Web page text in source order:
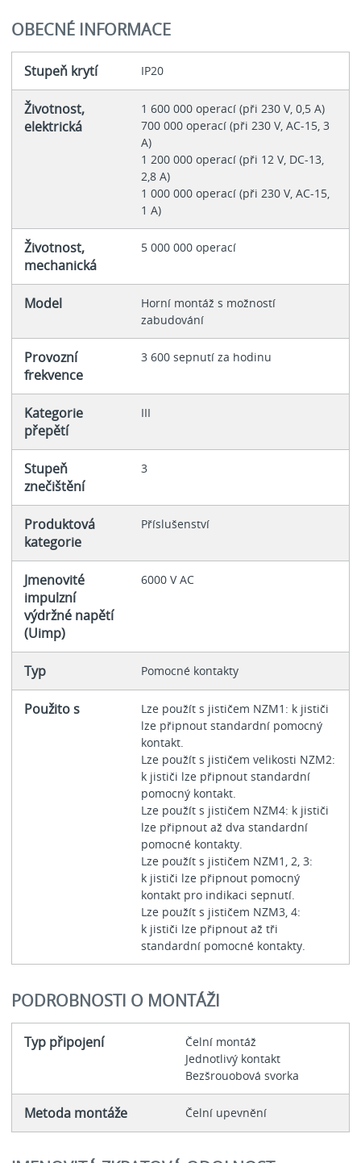
OBECNÉ INFORMACE
Stupeň krytí IP20
Životnost,
elektrická
1 600 000 operací (při 230 V, 0,5 A)
700 000 operací (při 230 V, AC-15, 3
A)
1 200 000 operací (při 12 V, DC-13,
2,8 A)
1 000 000 operací (při 230 V, AC-15,
1 A)
Životnost,
mechanická
5 000 000 operací
Model
Horní montáž s možností
zabudování
Provozní
frekvence
3 600 sepnutí za hodinu
Kategorie
přepětí
III
Stupeň
znečištění
3
Produktová
kategorie
Příslušenství
Jmenovité
impulzní
výdržné napětí
(Uimp)
6000 V AC
Typ Pomocné kontakty
Použito s
Lze použít s jističem NZM1: k jističi
lze připnout standardní pomocný
kontakt.
Lze použít s jističem velikosti NZM2:
k jističi lze připnout standardní
pomocný kontakt.
Lze použít s jističem NZM4: k jističi
lze připnout až dva standardní
pomocné kontakty.
Lze použít s jističem NZM1, 2, 3:
k jističi lze připnout pomocný
kontakt pro indikaci sepnutí.
Lze použít s jističem NZM3, 4:
k jističi lze připnout až tři
standardní pomocné kontakty.
PODROBNOSTI O MONTÁŽI
Typ připojení
Čelní montáž
Jednotlivý kontakt
Bezšrouobová svorka
Metoda montáže Čelní upevnění